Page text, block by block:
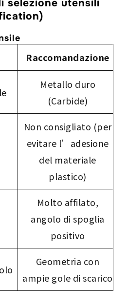
selezione utensili
Raccomandazione
Metallo duro
(Carbide)
Non consigliato (per
evitare l’adesione
del materiale
plastico)
Molto affilato,
angolo di spoglia
positivo
Geometria con
ampie gole di scarico